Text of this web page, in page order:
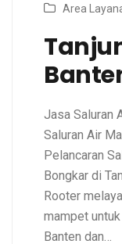
Area
Jasa Saluran
Saluran Air
Pelancaran
Bongkar di
Rooter
mampet
Banten dan…